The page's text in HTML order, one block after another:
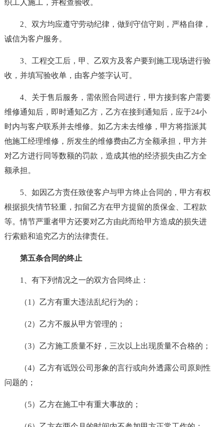
织工人施工，并检查验收。
2、双方均应遵守劳动纪律，做到守信守则，严格自律，
诚信为客户服务。
3、工程交工后，甲、乙双方及客户要到施工现场进行验
收，并填写验收单，由客户签字认可。
4、关于售后服务，需依照合同进行，甲方接到客户需要
维修通知后，即时通知乙方，乙方在接到通知后，应于24小
时内与客户联系并去维修。如乙方未去维修，甲方将指派其
他施工经理维修，所发生的维修费由乙方全额承担，甲方并
对乙方进行同等数额的罚款，造成其他的经济损失由乙方全
额承担。
5、如因乙方责任致使客户与甲方终止合同的，甲方有权
根据损失情节轻重，扣留乙方在甲方提留的质保金、工程款
等。情节严重者甲方还要对乙方由此而给甲方造成的损失进
行索赔和追究乙方的法律责任。
第五条合同的终止
1、有下列情况之一的双方合同终止：
（1）乙方有重大违法乱纪行为的；
（2）乙方不服从甲方管理的；
（3）乙方施工质量不好，三次以上出现质量不合格的；
（4）乙方有诋毁公司形象的言行或向外透露公司原则性
问题的；
（5）乙方在施工中有重大事故的；